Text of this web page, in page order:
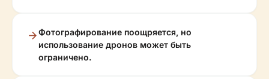
Фотографирование поощряется, но
использование дронов может быть
ограничено.